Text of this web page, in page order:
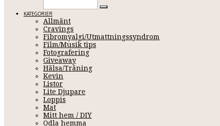
KATEGORIER
Allmänt
Cravings
Fibromyalgi/Utmattningssyndrom
Film/Musik tips
Fotografering
Giveaway
Hälsa/Träning
Kevin
Listor
Lite Djupare
Loppis
Mat
Mitt hem / DIY
Odla hemma